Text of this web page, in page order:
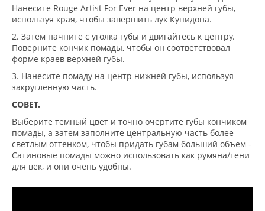
Нанесите Rouge Artist For Ever на центр верхней губы,
используя края, чтобы завершить лук Купидона.
2. Затем начните с уголка губы и двигайтесь к центру.
Поверните кончик помады, чтобы он соответствовал
форме краев верхней губы.
3. Нанесите помаду на центр нижней губы, используя
закругленную часть.
СОВЕТ.
Выберите темный цвет и точно очертите губы кончиком
помады, а затем заполните центральную часть более
светлым оттенком, чтобы придать губам больший объем -
Сатиновые помады можно использовать как румяна/тени
для век, и они очень удобны.